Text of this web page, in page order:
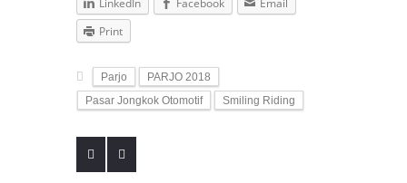
Print
Parjo
PARJO 2018
Pasar Jongkok Otomotif
Smiling Riding